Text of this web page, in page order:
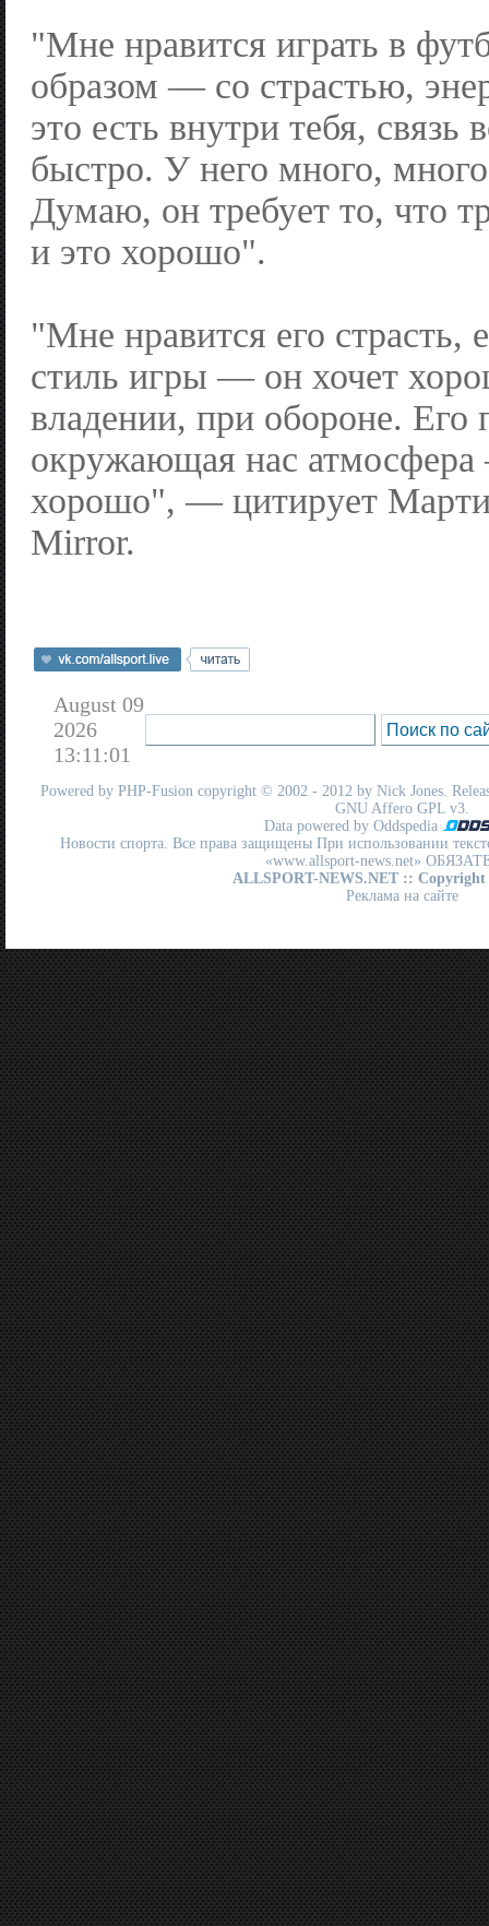
"Мне нравится играть в
образом — со страстью,
это есть внутри тебя, связь
быстро. У него много,
Думаю, он требует то, что
и это хорошо".
"Мне нравится его страсть,
стиль игры — он хочет
владении, при обороне. Его
окружающая нас
хорошо", — цитирует
Mirror.
August 09
2026
13:11:01
Powered by PHP-Fusion copyright © 2002 - 2012 by Nick Jones.
GNU Affero GPL v3.
Data powered by Oddspedia
Новости спорта. Все права защищены При использовании
«www.allsport-news.net»
ALLSPORT-NEWS.NET :: Copyright
Реклама на сайте